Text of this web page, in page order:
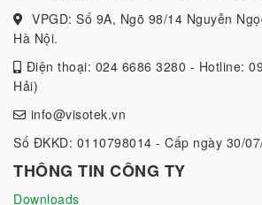
VPGD: Số 9A, Ngõ 98/14 Nguyễn
Hà Nội.
Điện thoại: 024 6686 3280 - Hotline:
Hải)
info@visotek.vn
Số ĐKKD: 0110798014 - Cấp ngày 30/
THÔNG TIN CÔNG TY
Downloads